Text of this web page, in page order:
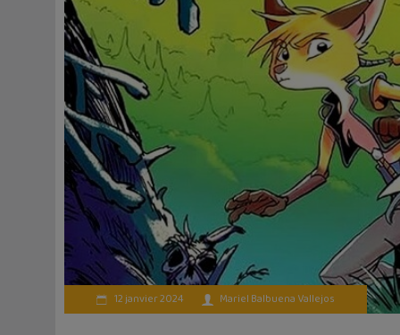
12 janvier 2024 Mariel Balbuena Vallejos